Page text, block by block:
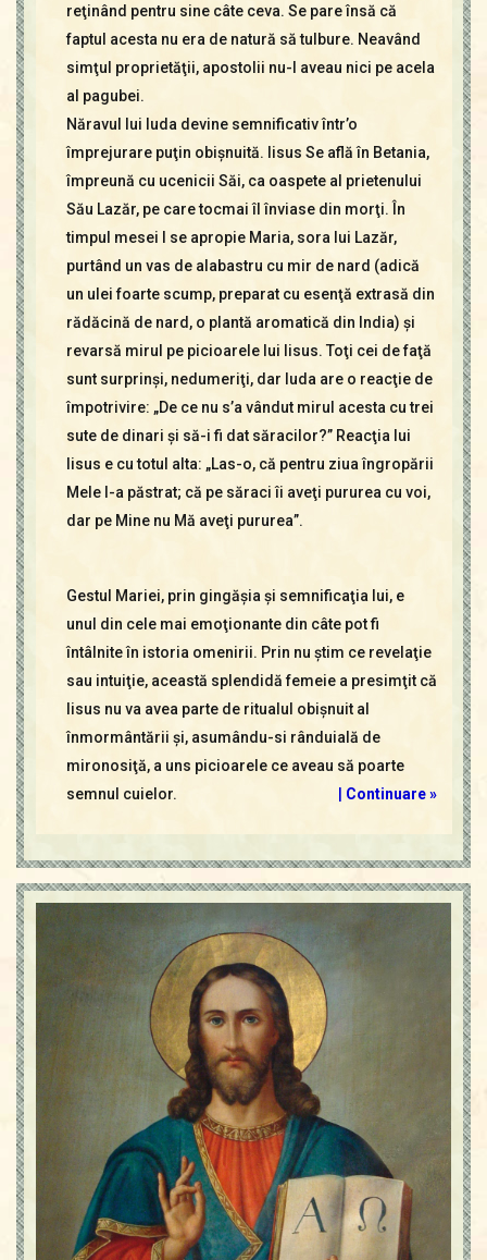
reţinând pentru sine câte ceva. Se pare însă că
faptul acesta nu era de natură să tulbure. Neavând
simţul proprietăţii, apostolii nu-l aveau nici pe acela
al pagubei.
Năravul lui Iuda devine semnificativ într’o
împrejurare puţin obişnuită. Iisus Se află în Betania,
împreună cu ucenicii Săi, ca oaspete al prietenului
Său Lazăr, pe care tocmai îl înviase din morţi. În
timpul mesei I se apropie Maria, sora lui Lazăr,
purtând un vas de alabastru cu mir de nard (adică
un ulei foarte scump, preparat cu esenţă extrasă din
rădăcină de nard, o plantă aromatică din India) şi
revarsă mirul pe picioarele lui Iisus. Toţi cei de faţă
sunt surprinşi, nedumeriţi, dar Iuda are o reacţie de
împotrivire: „De ce nu s’a vândut mirul acesta cu trei
sute de dinari şi să-i fi dat săracilor?” Reacţia lui
Iisus e cu totul alta: „Las-o, că pentru ziua îngropării
Mele l-a păstrat; că pe săraci îi aveţi pururea cu voi,
dar pe Mine nu Mă aveţi pururea”.
Gestul Mariei, prin gingăşia şi semnificaţia lui, e
unul din cele mai emoţionante din câte pot fi
întâlnite în istoria omenirii. Prin nu ştim ce revelaţie
sau intuiţie, această splendidă femeie a presimţit că
Iisus nu va avea parte de ritualul obişnuit al
înmormântării şi, asumându-si rânduială de
mironosiţă, a uns picioarele ce aveau să poarte
semnul cuielor.
| Continuare »